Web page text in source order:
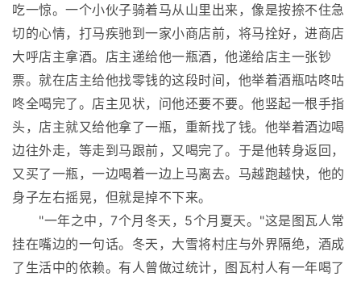
吃一惊。一个小伙子骑着马从山里出来，像是按捺不住急
切的心情，打马疾驰到一家小商店前，将马拴好，进商店
大呼店主拿酒。店主递给他一瓶酒，他递给店主一张钞
票。就在店主给他找零钱的这段时间，他举着酒瓶咕咚咕
咚全喝完了。店主见状，问他还要不要。他竖起一根手指
头，店主就又给他拿了一瓶，重新找了钱。他举着酒边喝
边往外走，等走到马跟前，又喝完了。于是他转身返回，
又买了一瓶，一边喝着一边上马离去。马越跑越快，他的
身子左右摇晃，但就是掉不下来。
"一年之中，7个月冬天，5个月夏天。"这是图瓦人常
挂在嘴边的一句话。冬天，大雪将村庄与外界隔绝，酒成
了生活中的依赖。有人曾做过统计，图瓦村人有一年喝了